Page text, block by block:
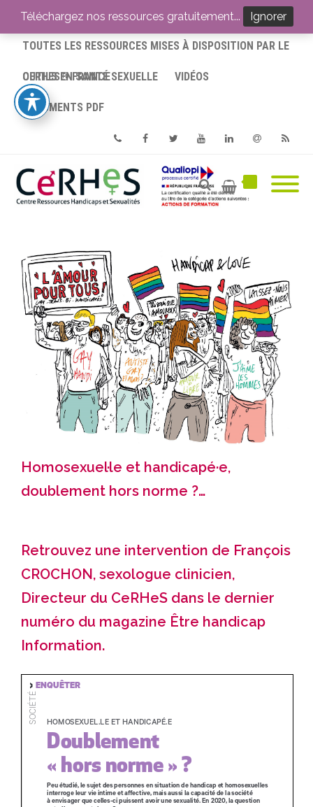
ACCUEIL
TOUTES LES RESSOURCES MISES À DISPOSITION PAR LE
CERHES® FRANCE
OUTILS EN SANTÉ SEXUELLE VIDÉOS
DOCUMENTS PDF
PhoneFacebookTwitterYoutube
Homosexuel·le et handicapé·e,
doublement hors norme ?…
Retrouvez une intervention de François
CROCHON, sexologue clinicien,
Directeur du CeRHeS dans le dernier
numéro du magazine Être handicap
Information.
Téléchargez nos ressources gratuitement... Ignorer